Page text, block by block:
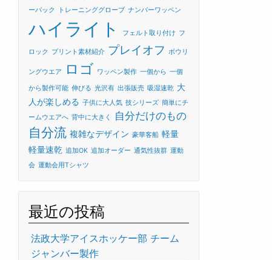
ーバック
トレーニンググローブ ナンバーワッペン
ハイライト フェルト取り付け フ
ロック プリント素材紹介 プレイオフ ボウリ
ングウエア ロゴ ワッペン製作 一個から 一個
から製作可能 伸びる 光沢有 出張販売 吸湿速乾 大
人が楽しめる 子供に大人気 技シリーズ 簡単にチ
ームウエアへ 背中に大きく 自分だけのもの
自分流 複雑なデザイン 豪華客船 軽量
軽量速乾 追加OK 追加オーダー 通気性抜群 運動
会 運動会用Tシャツ
最近の投稿
法政大学アイスホッケー部 チーム
ジャンバー製作